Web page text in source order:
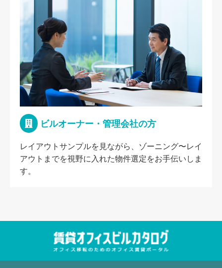
ビルオーナー・管理会社の方
レイアウトサンプルを見ながら、ゾーニング〜レイ
アウトまでを視野に入れた物件選定をお手伝いしま
す。